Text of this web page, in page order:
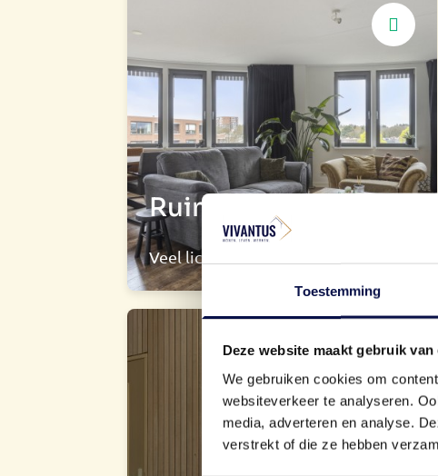
Toestemming
Deze website maakt gebruik van
We gebruiken cookies om
websiteverkeer te analyseren.
media, adverteren en analyse.
verstrekt of die ze hebben
Ruime woonkamer
Veel lichtinval